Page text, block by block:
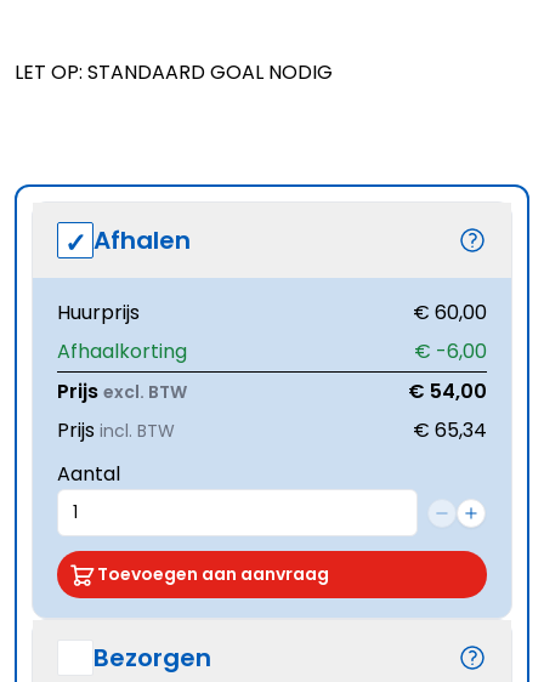
LET OP: STANDAARD GOAL NODIG
Afhalen
Huurprijs
€ 60,00
Afhaalkorting
€ -6,00
Prijs excl. BTW
€ 54,00
Prijs incl. BTW
€ 65,34
Aantal
Toevoegen aan aanvraag
Bezorgen